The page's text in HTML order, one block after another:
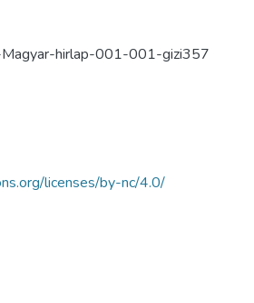
hirlap-001-001-gizi357
licenses/by-nc/4.0/